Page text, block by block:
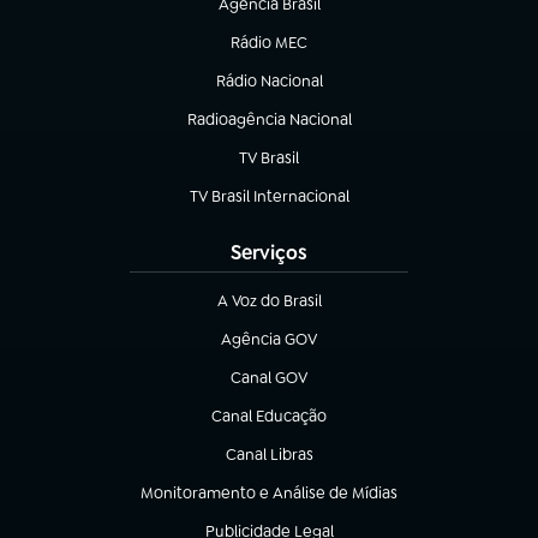
Agência Brasil
(abre em nova aba)
Rádio MEC
Rádio Nacional
(abre em nova aba)
Radioagência Nacional
(abre em nova aba)
TV Brasil
(abre em nova aba)
TV Brasil Internacional
(abre em nova aba)
Serviços
A Voz do Brasil
(abre em nova aba)
Agência GOV
(abre em nova aba)
Canal GOV
(abre em nova aba)
Canal Educação
(abre em nova aba)
Canal Libras
(abre em nova aba)
Monitoramento e Análise de Mídias
(abre em nova aba)
Publicidade Legal